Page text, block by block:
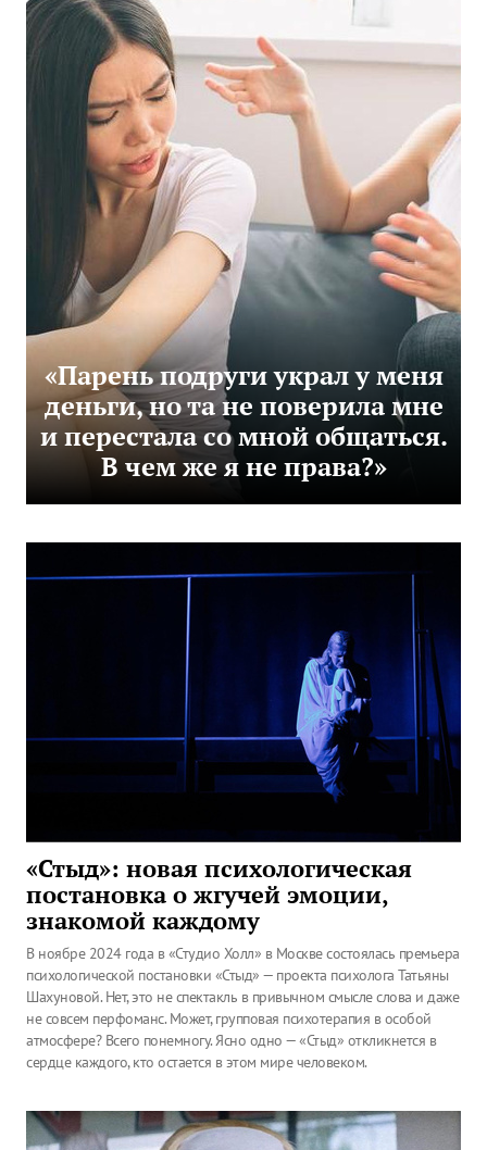
«Парень подруги украл у меня
деньги, но та не поверила мне
и перестала со мной общаться.
В чем же я не права?»
«Стыд»: новая психологическая
постановка о жгучей эмоции,
знакомой каждому
В ноябре 2024 года в «Студио Холл» в Москве состоялась премьера
психологической постановки «Стыд» — проекта психолога Татьяны
Шахуновой. Нет, это не спектакль в привычном смысле слова и даже
не совсем перфоманс. Может, групповая психотерапия в особой
атмосфере? Всего понемногу. Ясно одно — «Стыд» откликнется в
сердце каждого, кто остается в этом мире человеком.